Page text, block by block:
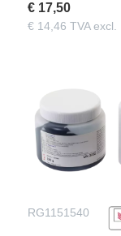
€ 17,50
€ 14,46 TVA excl.
RG1151540